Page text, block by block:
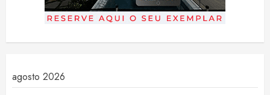
agosto 2026